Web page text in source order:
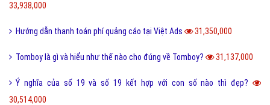
33,938,000
Hướng dẫn thanh toán phí quảng cáo tại Việt Ads 31,350,000
Tomboy là gì và hiểu như thế nào cho đúng về Tomboy? 31,137,000
Ý nghĩa của số 19 và số 19 kết hợp với con số nào thì đẹp?
30,514,000